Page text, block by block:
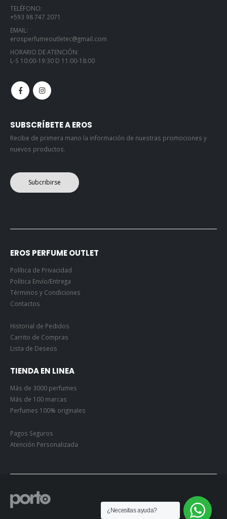
TELÉFONO:
+593 98 747 2071
EMAIL:
erosperfumeoutletec@gmail.com
HORARIO DE ATENCIÓN:
L-S 10:00-19:30 D 11:00-18:00
SUBSCRÍBETE A EROS
Recibe de primera mano la información de nuestras promociones y
nuevos productos.
Subcribirse
EROS PERFUME OUTLET
Política de Privacidad
Política Envío/Entrega
Términos y Condiciones
Contactos
Historial de Pedidos
Carrito de Compras
Lista de Deseos
TIENDA EN LINEA
Más de 3000 perfumes
Más de 100 marcas
Perfumes 100% originales
Pagos Seguros
Atención Personalizada
¿Necesitas ayuda?